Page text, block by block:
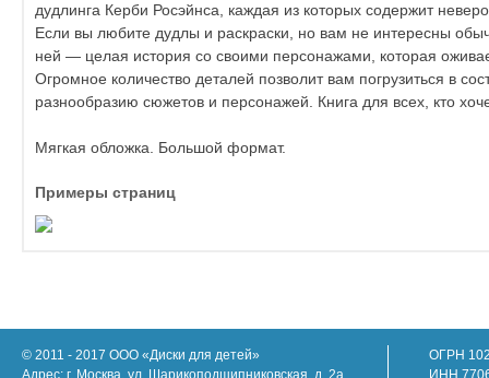
дудлинга Керби Росэйнса, каждая из которых содержит
Если вы любите дудлы и раскраски, но вам не интересны
ней — целая история со своими персонажами, которая
Огромное количество деталей позволит вам погрузиться в
разнообразию сюжетов и персонажей. Книга для всех, кто
Мягкая обложка. Большой формат.
Примеры страниц
© 2011 - 2017 ООО «Диски для детей»
Адрес: г. Москва, ул. Шарикоподшипниковская, д. 2а
ОГРН
ИНН